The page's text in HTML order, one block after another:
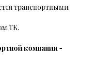
транспортными
ТК.
компании -